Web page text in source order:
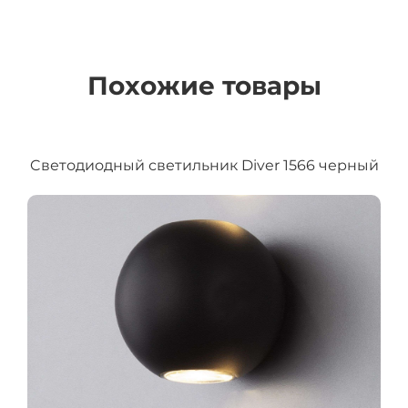
Похожие товары
Cветодиодный светильник Diver 1566 черный